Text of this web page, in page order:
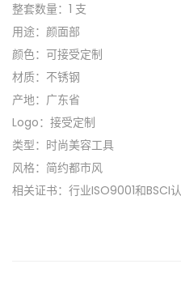
整套数量：1 支
用途：颜面部
颜色：可接受定制
材质：不锈钢
产地：广东省
Logo：接受定制
类型：时尚美容工具
风格：简约都市风
相关证书：行业ISO9001和BSCI